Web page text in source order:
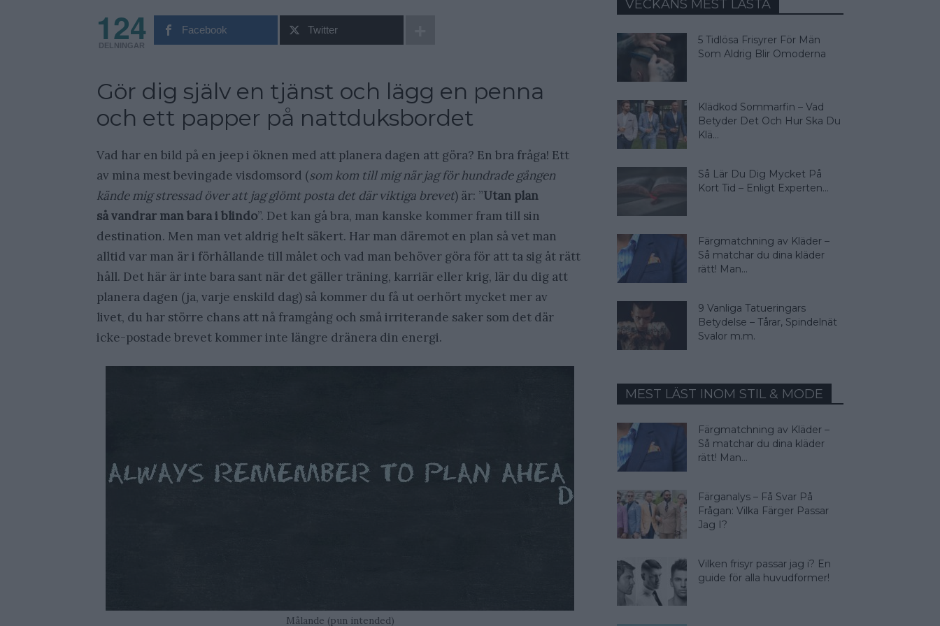
124
DELNINGAR
Facebook Twitter
Gör dig själv en tjänst och lägg en penna
och ett papper på nattduksbordet
Vad har en bild på en jeep i öknen med att planera dagen att göra? En bra fråga! Ett
av mina mest bevingade visdomsord (som kom till mig när jag för hundrade gången
kände mig stressad över att jag glömt posta det där viktiga brevet) är: ”Utan plan
så vandrar man bara i blindo”. Det kan gå bra, man kanske kommer fram till sin
destination. Men man vet aldrig helt säkert. Har man däremot en plan så vet man
alltid var man är i förhållande till målet och vad man behöver göra för att ta sig åt rätt
håll. Det här är inte bara sant när det gäller träning, karriär eller krig, lär du dig att
planera dagen (ja, varje enskild dag) så kommer du få ut oerhört mycket mer av
livet, du har större chans att nå framgång och små irriterande saker som det där
icke-postade brevet kommer inte längre dränera din energi.
Målande (pun intended)
VECKANS MEST LÄSTA
5 Tidlösa Frisyrer För Män
Som Aldrig Blir Omoderna
Klädkod Sommarfin – Vad
Betyder Det Och Hur Ska Du
Klä...
Så Lär Du Dig Mycket På
Kort Tid – Enligt Experten...
Färgmatchning av Kläder –
Så matchar du dina kläder
rätt! Man...
9 Vanliga Tatueringars
Betydelse – Tårar, Spindelnät
Svalor m.m.
MEST LÄST INOM STIL & MODE
Färgmatchning av Kläder –
Så matchar du dina kläder
rätt! Man...
Färganalys – Få Svar På
Frågan: Vilka Färger Passar
Jag I?
Vilken frisyr passar jag i? En
guide för alla huvudformer!